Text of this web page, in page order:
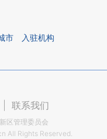
市 入驻机构
联系我们
区管理委员会
All Rights Reserved.